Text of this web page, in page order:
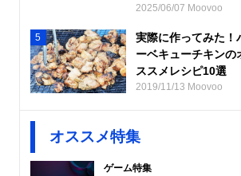
2025/06/07 Moovoo
5
実際に作ってみた！
ーベキューチキンの
ススメレシピ10選
2019/11/13 Moovoo
オススメ特集
ゲーム特集